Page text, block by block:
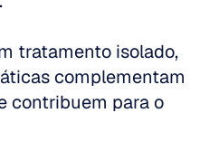
tratamento isolado,
complementam
contribuem para o